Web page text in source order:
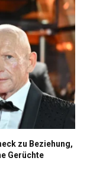
zu Beziehung,
Gerüchte